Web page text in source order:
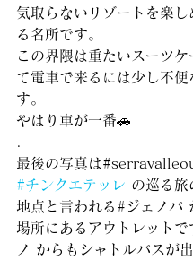
気取らないリゾートを楽し
る名所です。
この界隈は重たいスーツケ
て電車で来るには少し不便
す。
やはり車が一番🚗
.
最後の写真は
#チンクエテッレ の巡る旅
地点と言われる#ジェノバ
場所にあるアウトレットで
ノ からもシャトルバスが